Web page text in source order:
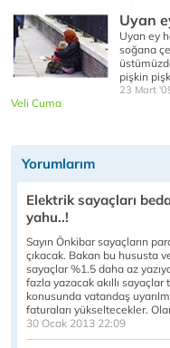
Uyan
Uyan ey
soğana
pişkin
23 Mart
Veli Cuma
Yorumlarım
Elektrik sayaçları
yahu..!
Sayın Önkibar sayaçların
çıkacak. Bakan bu hususta
sayaçlar %1.5 daha az
fazla yazacak akıllı sayaçlar
konusunda vatandaş
faturaları yükseltecekler.
30 Ocak 2013 22:09